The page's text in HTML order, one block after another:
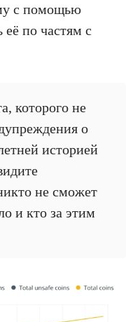
с помощью
её по частям с
которого не
о
историей
не сможет
и кто за этим